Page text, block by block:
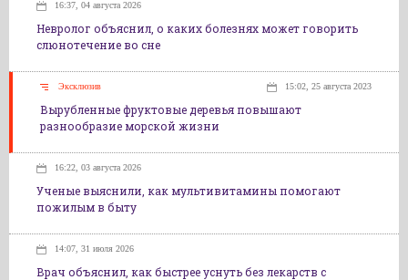
16:37, 04 августа 2026
Невролог объяснил, о каких болезнях может говорить
слюнотечение во сне
Эксклюзив 15:02, 25 августа 2023
Вырубленные фруктовые деревья повышают
разнообразие морской жизни
16:22, 03 августа 2026
Ученые выяснили, как мультивитамины помогают
пожилым в быту
14:07, 31 июля 2026
Врач объяснил, как быстрее уснуть без лекарств с